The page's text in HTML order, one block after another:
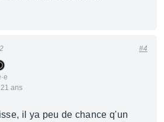
ans
#4
il ya peu de chance q'un